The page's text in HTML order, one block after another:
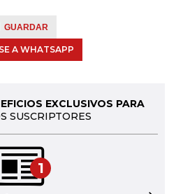
GUARDAR
A WHATSAPP
EXCLUSIVOS PARA
SUSCRIPTORES
1